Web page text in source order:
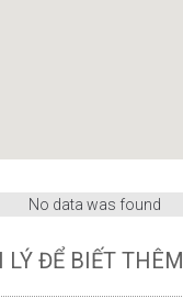
No data was found
LÝ ĐỂ BIẾT